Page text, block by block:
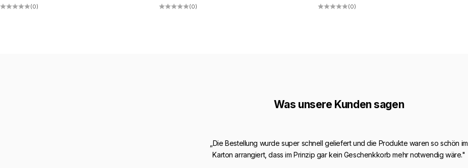
(0) (0) (0)
Was unsere Kunden sagen
„Die Bestellung wurde super schnell geliefert und die Produkte waren so schön im
Karton arrangiert, dass im Prinzip gar kein Geschenkkorb mehr notwendig wäre."